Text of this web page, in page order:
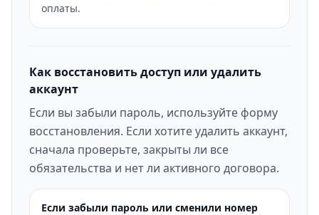
оплаты.
Как восстановить доступ или удалить
аккаунт
Если вы забыли пароль, используйте форму
восстановления. Если хотите удалить аккаунт,
сначала проверьте, закрыты ли все
обязательства и нет ли активного договора.
Если забыли пароль или сменили номер